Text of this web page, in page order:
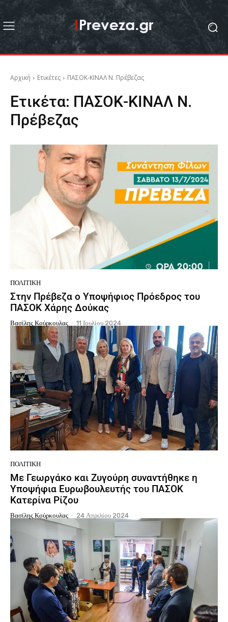
Αρχική Ετικέτες ΠΑΣΟΚ-ΚΙΝΑΛ Ν. Πρέβεζας
Ετικέτα: ΠΑΣΟΚ-ΚΙΝΑΛ Ν.
Πρέβεζας
ΠΟΛΙΤΙΚΉ
Στην Πρέβεζα ο Υποψήφιος Πρόεδρος του
ΠΑΣΟΚ Χάρης Δούκας
Βασίλης Κούρκουλας - 11 Ιουλίου 2024
ΠΟΛΙΤΙΚΉ
Με Γεωργάκο και Ζυγούρη συναντήθηκε η
Υποψήφια Ευρωβουλευτής του ΠΑΣΟΚ
Κατερίνα Ρίζου
Βασίλης Κούρκουλας - 24 Απριλίου 2024